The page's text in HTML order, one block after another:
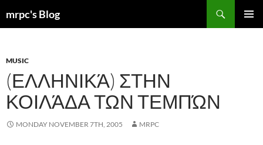
tomrpc's Blog
MUSIC
(ΕΛΛΗΝΙΚΆ) ΣΤΗΝ
ΚΟΙΛΆΔΑ ΤΩΝ ΤΕΜΠΏΝ
MONDAY NOVEMBER 7TH, 2005 MRPC